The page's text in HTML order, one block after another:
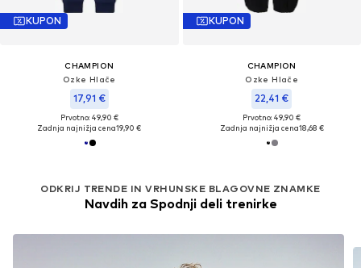
KUPON
CHAMPION
Ozke Hlače
17,91 €
Prvotno: 49,90 €
Zadnja najnižja cena19,90 €
ODKRIJ TRENDE IN VRHUNSKE BLAGOVNE ZNAMKE
Navdih za Spodnji deli trenirke
KUPON
CHAMPION
Ozke Hlače
22,41 €
Prvotno: 49,90 €
Zadnja najnižja cena18,68 €